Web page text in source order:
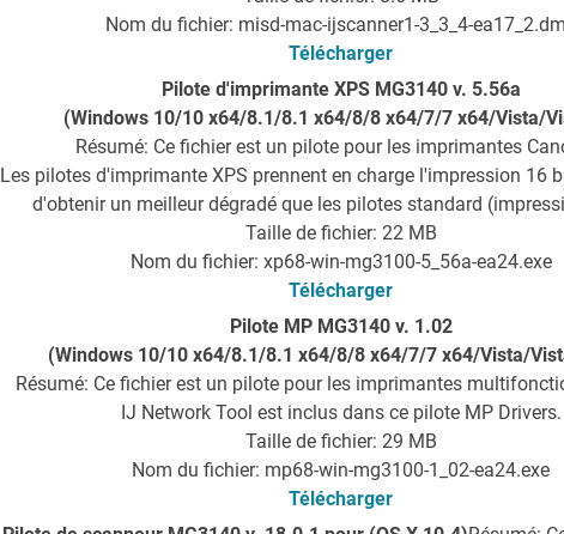
Nom du fichier: misd-mac-ijscanner1-3_3_4-
Télécharger
Pilote d'imprimante XPS MG3140 v. 5.56a
(Windows 10/10 x64/8.1/8.1 x64/8/8 x64/7/7 x64/Vista/
Résumé: Ce fichier est un pilote pour les imprimantes
Les pilotes d'imprimante XPS prennent en charge l'impression 16
d'obtenir un meilleur dégradé que les pilotes standard
Taille de fichier: 22 MB
Nom du fichier: xp68-win-mg3100-5_56a-ea24.exe
Télécharger
Pilote MP MG3140 v. 1.02
(Windows 10/10 x64/8.1/8.1 x64/8/8 x64/7/7 x64/Vista/
Résumé: Ce fichier est un pilote pour les imprimantes
IJ Network Tool est inclus dans ce pilote MP Drivers.
Taille de fichier: 29 MB
Nom du fichier: mp68-win-mg3100-1_02-ea24.exe
Télécharger